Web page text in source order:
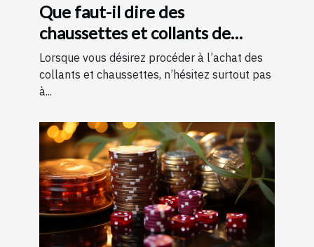
Que faut-il dire des
chaussettes et collants de
contention ?
Lorsque vous désirez procéder à l’achat des
collants et chaussettes, n’hésitez surtout pas
à...